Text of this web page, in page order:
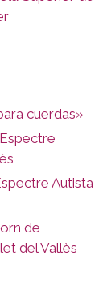
cuerdas»
Autista
de
del Vallès